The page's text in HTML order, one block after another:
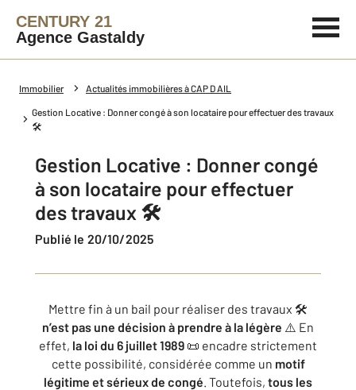
CENTURY 21
Agence Gastaldy
Immobilier Actualités immobilières à CAP D AIL
Gestion Locative : Donner congé à son locataire pour effectuer des travaux
🛠️
Gestion Locative : Donner congé
à son locataire pour effectuer
des travaux 🛠️
Publié le 20/10/2025
Mettre fin à un bail pour réaliser des travaux 🛠️
n’est pas une décision à prendre à la légère ⚠️ En
effet, la loi du 6 juillet 1989 📜 encadre strictement
cette possibilité, considérée comme un motif
légitime et sérieux de congé. Toutefois, tous les